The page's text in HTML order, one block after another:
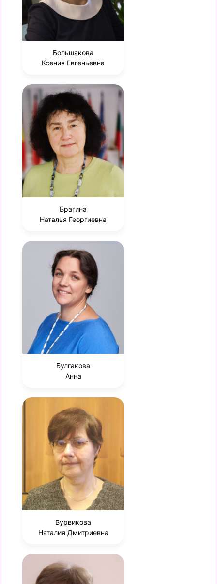
Большакова
Ксения Евгеньевна
Брагина
Наталья Георгиевна
Булгакова
Анна
Бурвикова
Наталия Дмитриевна